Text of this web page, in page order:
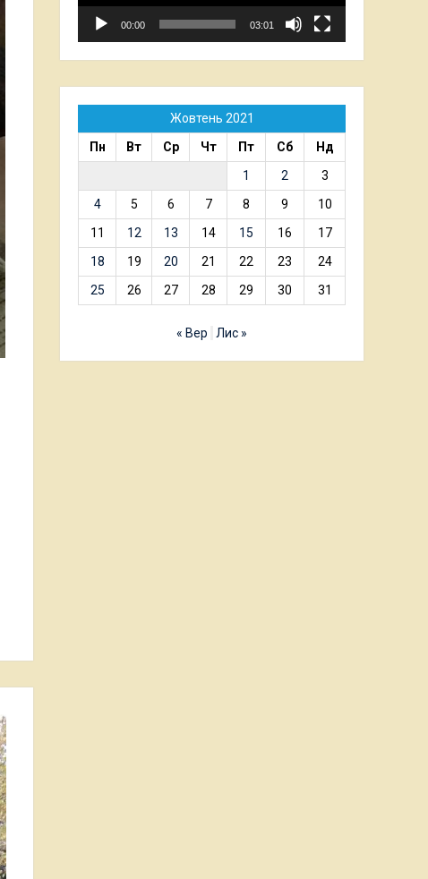
00:00 03:01
Жовтень 2021
Пн
Вт Ср Чт Пт Сб
Нд
1
2
3
4
5 6 7 8 9
10
11
12 13 14 15 16
17
18
19 20 21 22 23
24
25
26 27 28 29 30 31
« Вер Лис »